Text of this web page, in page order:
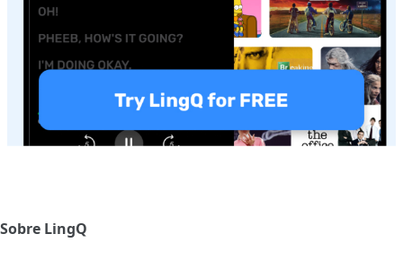
Sobre LingQ